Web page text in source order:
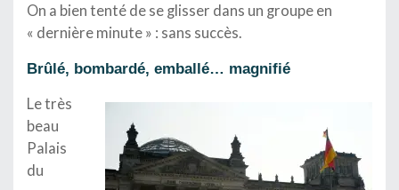
On a bien tenté de se glisser dans un groupe en
« dernière minute » : sans succès.
Brûlé, bombardé, emballé… magnifié
Le très
beau
Palais
du